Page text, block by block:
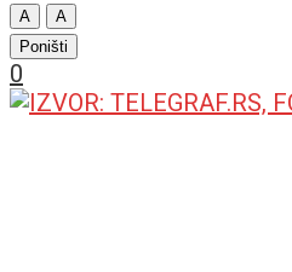
A
A
Poništi
0